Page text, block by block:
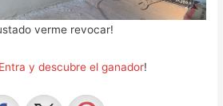
verme revocar!
Entra y descubre el ganador!